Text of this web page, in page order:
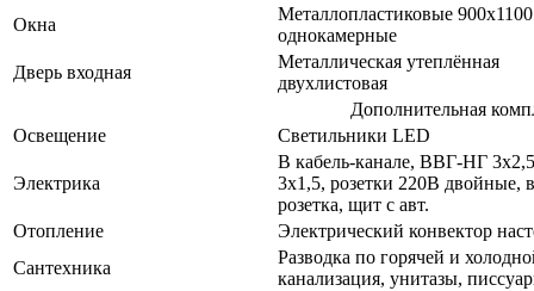
Окна
Металлопластиковые 900х1100
однокамерные
Дверь входная
Металлическая утеплённая
двухлистовая
Дополнительная
Освещение
Светильники LED
Электрика
В кабель-канале, ВВГ-НГ
3х1,5, розетки 220В двойные,
розетка, щит с авт.
Отопление
Электрический конвектор
Сантехника
Разводка по горячей и
канализация, унитазы,